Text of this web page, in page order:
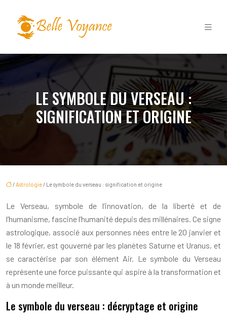
LE SYMBOLE DU VERSEAU :
SIGNIFICATION ET ORIGINE
/Astrologie/ Le symbole du verseau : signification et origine
Le Verseau, symbole de l’innovation, de la liberté et de
l’humanisme, fascine l’humanité depuis des millénaires. Ce signe
astrologique, associé aux personnes nées entre le 20 janvier et
le 18 février, est gouverné par les planètes Saturne et Uranus, et
se caractérise par son élément Air. Le symbole du Verseau
représente une force puissante qui aspire à la transformation et
à un monde meilleur.
Le symbole du verseau : décryptage et origine